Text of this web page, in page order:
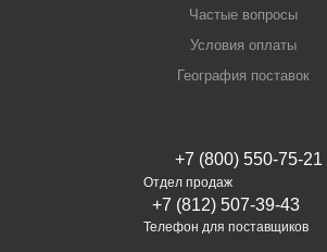
Частые вопросы
Условия оплаты
География поставок
+7 (800) 550-75-21
Отдел продаж
+7 (812) 507-39-43
Телефон для поставщиков